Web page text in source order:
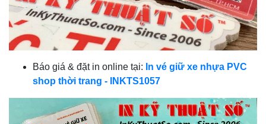
Báo giá & đặt in online tại: In vé giữ xe nhựa PVC
shop thời trang - INKTS1057